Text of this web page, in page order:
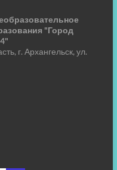
"Город
г. Архангельск, ул.